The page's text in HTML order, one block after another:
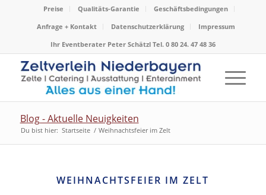
Preise Qualitäts-Garantie
Geschäftsbedingungen
Anfrage + Kontakt
Datenschutzerklärung
Impressum
Ihr Eventberater Peter Schätzl Tel. 0 80 24. 47 48 36
Blog - Aktuelle Neuigkeiten
Du bist hier: Startseite / Weihnachtsfeier im Zelt
WEIHNACHTSFEIER IM ZELT